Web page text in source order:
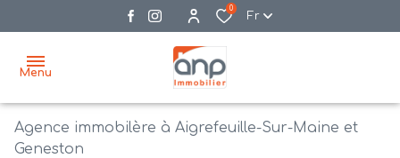
0
Fr
Menu
accueil
Agence immobilère à Aigrefeuille-Sur-Maine et
Geneston